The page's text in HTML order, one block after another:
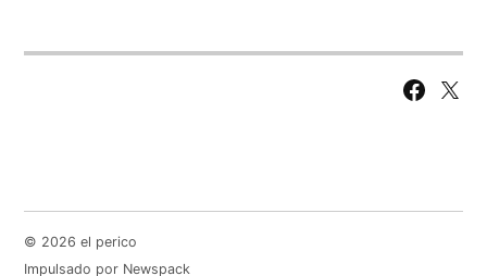
Facebook
X
© 2026 el perico
Impulsado por Newspack